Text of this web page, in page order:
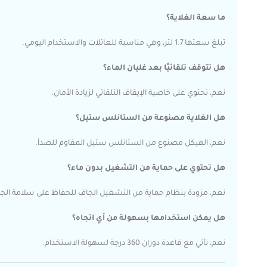
ما سعة الغلاية؟
تبلغ سعتها 1.7 لتر، وهي مناسبة للعائلات والاستخدام اليومي.
هل تتوقف تلقائيًا بعد غليان الماء؟
نعم، تحتوي على خاصية الإيقاف التلقائي لزيادة الأمان.
هل الغلاية مصنوعة من الستانلس ستيل؟
نعم، الهيكل مصنوع من الستانلس ستيل المقاوم للصدأ.
هل تحتوي على حماية من التشغيل بدون ماء؟
نعم، مزودة بنظام حماية من التشغيل الجاف للحفاظ على سلامة
هل يمكن استخدامها بسهولة من أي اتجاه؟
نعم، تأتي مع قاعدة دوران 360 درجة لسهولة الاستخدام.